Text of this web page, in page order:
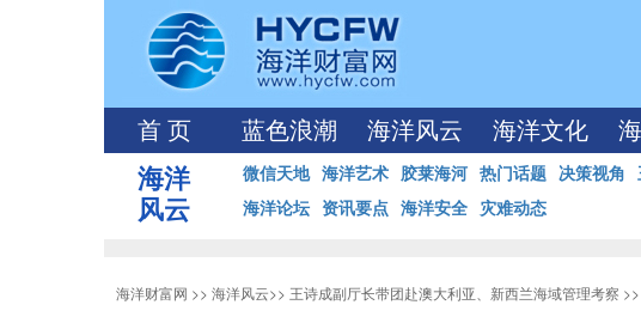
首 页 蓝色浪潮 海洋风云 海洋文化
海洋
风云
微信天地 海洋艺术 胶莱海河 热门话题 决策视角
海洋论坛 资讯要点 海洋安全 灾难动态
海洋财富网 >> 海洋风云>> 王诗成副厅长带团赴澳大利亚、新西兰海域管理考察